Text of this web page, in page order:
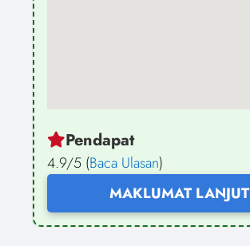
Pendapat
4.9/5 (Baca Ulasan)
MAKLUMAT LANJUT